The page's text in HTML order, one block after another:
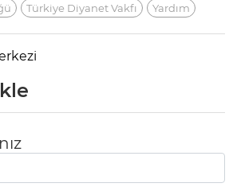
Türkiye Diyanet Vakfı Yardım